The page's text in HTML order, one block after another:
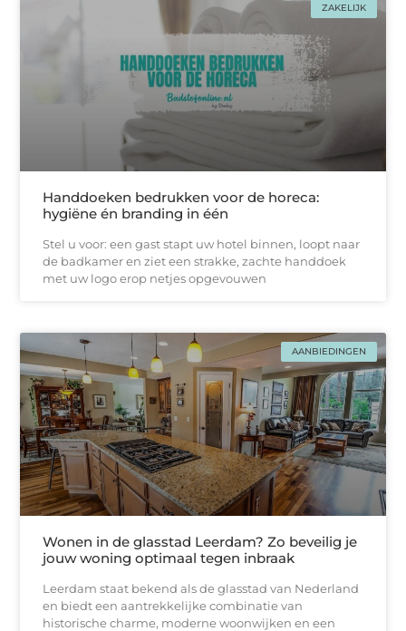
ZAKELIJK
Handdoeken bedrukken voor de horeca:
hygiëne én branding in één
Stel u voor: een gast stapt uw hotel binnen, loopt naar
de badkamer en ziet een strakke, zachtе handdoek
met uw logo erop netjes opgevouwen
AANBIEDINGEN
Wonen in de glasstad Leerdam? Zo beveilig je
jouw woning optimaal tegen inbraak
Leerdam staat bekend als de glasstad van Nederland
en biedt een aantrekkelijke combinatie van
historische charme, moderne woonwijken en een